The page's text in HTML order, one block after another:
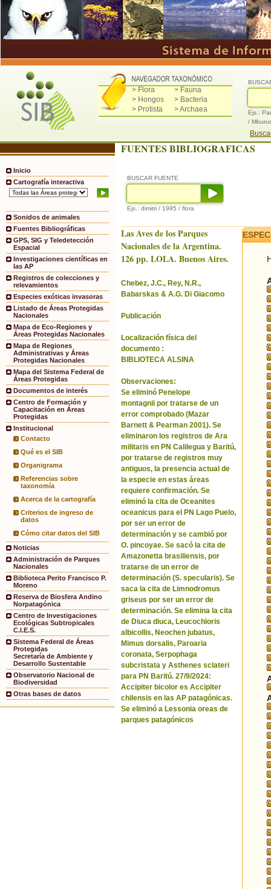
> Flora
> Fauna
> Hongos
> Bacteria
> Protista
> Archaea
Ejs.:
/
Inicio
Cartografía interactiva
Sonidos de animales
Fuentes Bibliográficas
GPS, SIG y Teledetección
Espacial
Investigaciones científicas en
las AP
Registros de colecciones y
relevamientos
Especies exóticas invasoras
Listado de Áreas Protegidas
Nacionales
Mapa de Eco-Regiones y
Áreas Protegidas Nacionales
Mapa de Regiones
Administrativas y Áreas
Protegidas Nacionales
Mapa del Sistema Federal de
Áreas Protegidas
Documentos de interés
Centro de Formación y
Capacitación en Áreas
Protegidas
Institucional
Contacto
Qué es el SIB
Organigrama
Referencias sobre
taxonomía
Acerca de la cartografía
Criterios de ingreso de
datos
Cómo citar datos del SIB
Noticias
Administración de Parques
Nacionales
Biblioteca Perito Francisco P.
Moreno
Reserva de Biosfera Andino
Norpatagónica
Centro de Investigaciones
Ecológicas Subtropicales
C.I.E.S.
Sistema Federal de Áreas
Protegidas
Secretaría de Ambiente y
Desarrollo Sustentable
Observatorio Nacional de
Biodiversidad
Otras bases de datos
FUENTES BIBLIOGRAFICAS
BUSCAR FUENTE
Ejs.: dimitri / 1995 / flora
Las Aves de los Parques
Nacionales de la Argentina.
126 pp. LOLA. Buenos Aires.
Chebez, J.C., Rey, N.R.,
Babarskas & A.G. Di Giacomo
Publicación
Localización física del
documento :
BIBLIOTECA ALSINA
Observaciones:
Se eliminó Penelope
montagnii por tratarse de un
error comprobado (Mazar
Barnett & Pearman 2001). Se
eliminaron los registros de Ara
militaris en PN Calilegua y Baritú,
por tratarse de registros muy
antiguos, la presencia actual de
la especie en estas áreas
requiere confirmación. Se
eliminó la cita de Oceanites
oceanicus para el PN Lago Puelo,
por ser un error de
determinación y se cambió por
O. pincoyae. Se sacó la cita de
Amazonetta brasiliensis, por
tratarse de un error de
determinación (S. specularis). Se
saca la cita de Limnodromus
griseus por ser un error de
determinación. Se elimina la cita
de Diuca diuca, Leucochloris
albicollis, Neochen jubatus,
Mimus dorsalis, Paroaria
coronata, Serpophaga
subcristata y Asthenes sclateri
para PN Baritú. 27/9/2024:
Accipiter bicolor es Accipiter
chilensis en las AP patagónicas.
Se eliminó a Lessonia oreas de
parques patagónicos